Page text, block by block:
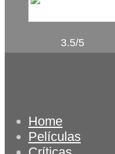
3.5/5
Home
Películas